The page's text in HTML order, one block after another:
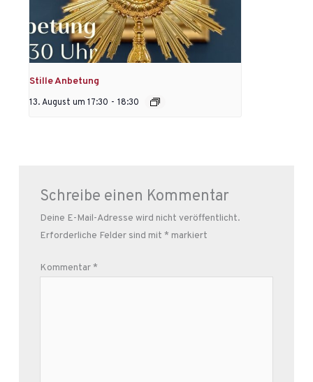
Stille Anbetung
13. August um 17:30 - 18:30
Schreibe einen Kommentar
Deine E-Mail-Adresse wird nicht veröffentlicht.
Erforderliche Felder sind mit * markiert
Kommentar*